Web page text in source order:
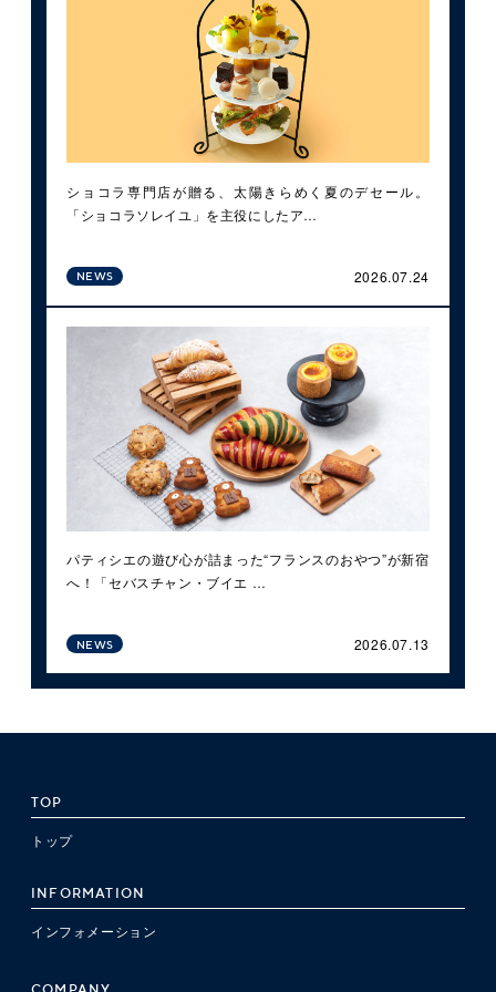
ショコラ専門店が贈る、太陽きらめく夏のデセール。
「ショコラソレイユ」を主役にしたア…
NEWS 2026.07.24
パティシエの遊び心が詰まった“フランスのおやつ”が新宿
へ！「セバスチャン・ブイエ …
NEWS 2026.07.13
TOP
トップ
INFORMATION
インフォメーション